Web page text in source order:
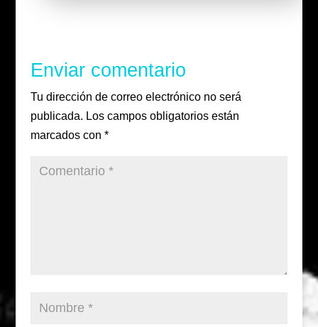
Enviar comentario
Tu dirección de correo electrónico no será
publicada. Los campos obligatorios están
marcados con *